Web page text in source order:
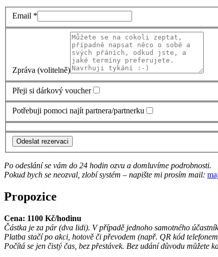
Email *
Zpráva (volitelně)
Přeji si dárkový voucher
Potřebuji pomoci najít partnera/partnerku
Odeslat rezervaci
Po odeslání se vám do 24 hodin ozvu a domluvíme podrobnosti.
Pokud bych se neozval, zlobí systém – napište mi prosím mail:
Propozice
Cena: 1100 Kč/hodinu
Částka je za pár (dva lidi). V případě jednoho samotného
Platba stačí po akci, hotově či převodem (např. QR kód
Počítá se jen čistý čas, bez přestávek. Bez udání důvodu můžete